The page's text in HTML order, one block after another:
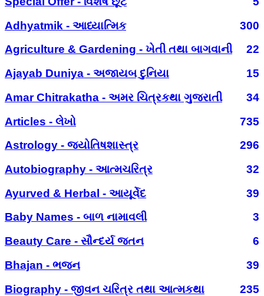
Adhyatmik - આધ્યાત્મિક
300
Agriculture & Gardening - ખેતી તથા બાગવાની
22
Ajayab Duniya - અજાયબ દુનિયા
15
Amar Chitrakatha - અમર ચિત્રકથા ગુજરાતી
34
Articles - લેખો
735
Astrology - જ્યોતિષશાસ્ત્ર
296
Autobiography - આત્મચરિત્ર
32
Ayurved & Herbal - આયૂર્વેદ
39
Baby Names - બાળ નામાવલી
3
Beauty Care - સૌન્દર્ય જતન
6
Bhajan - ભજન
39
Biography - જીવન ચરિત્ર તથા આત્મકથા
235